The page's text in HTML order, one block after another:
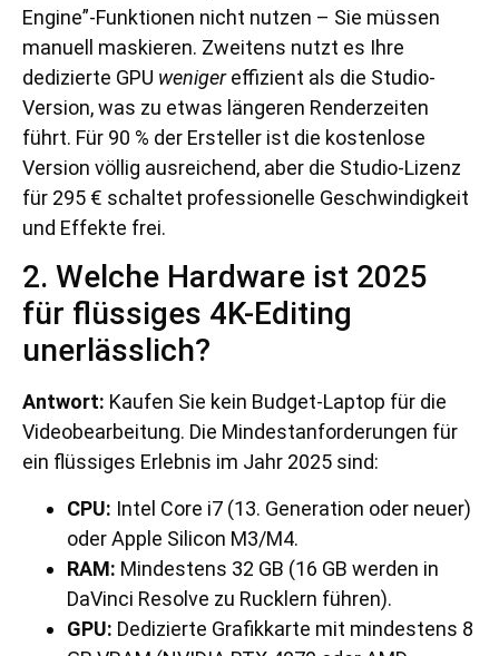
Engine”-Funktionen nicht nutzen – Sie müssen
manuell maskieren. Zweitens nutzt es Ihre
dedizierte GPU wenigereffizient als die Studio-
Version, was zu etwas längeren Renderzeiten
führt. Für 90 % der Ersteller ist die kostenlose
Version völlig ausreichend, aber die Studio-Lizenz
für 295 € schaltet professionelle Geschwindigkeit
und Effekte frei.
2. Welche Hardware ist 2025
für flüssiges 4K-Editing
unerlässlich?
Antwort: Kaufen Sie kein Budget-Laptop für die
Videobearbeitung. Die Mindestanforderungen für
ein flüssiges Erlebnis im Jahr 2025 sind:
CPU: Intel Core i7 (13. Generation oder neuer)
oder Apple Silicon M3/M4.
RAM: Mindestens 32 GB (16 GB werden in
DaVinci Resolve zu Rucklern führen).
GPU: Dedizierte Grafikkarte mit mindestens 8